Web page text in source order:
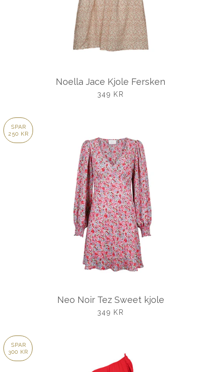
Noella Jace Kjole Fersken
UDSALGSPRIS
349 KR
SPAR
250 KR
Neo Noir Tez Sweet kjole
UDSALGSPRIS
349 KR
SPAR
300 KR